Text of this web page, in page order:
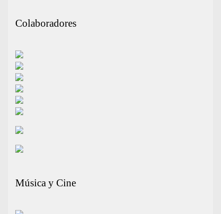
Colaboradores
Música y Cine